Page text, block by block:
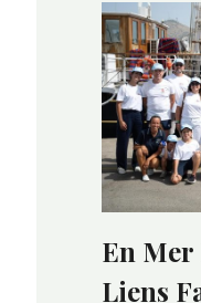
En Mer
Liens